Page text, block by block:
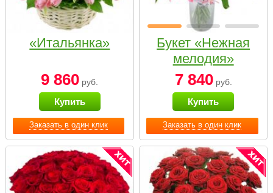
Заказать в один клик
«Итальянка»
9 860 руб.
Купить
Заказать в один клик
Букет «Нежная
мелодия»
7 840руб.
Купить